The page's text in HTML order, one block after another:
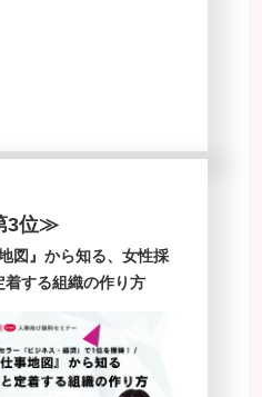
3位≫
図』から知る、女性採
着する組織の作り方